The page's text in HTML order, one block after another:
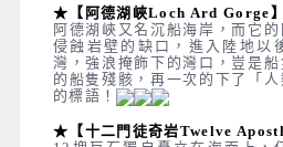
★【阿德湖峽Loch Ard Gorge】
阿德湖峽又名沉船海岸，而它
侵蝕岩壁的缺口，進入陸地以
灣，強浪掩飾下的灣口，豈是
的船隻殘骸，再一次的下了「人
的標語！
★【十二門徒奇岩Twelve